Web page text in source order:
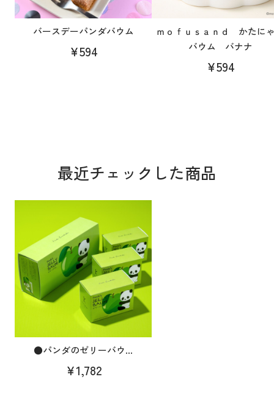
バースデーパンダバウム
¥594
ｍｏｆｕｓａｎｄ かたに
バウム バナナ
¥594
最近チェックした商品
●パンダのゼリーバウ...
¥1,782